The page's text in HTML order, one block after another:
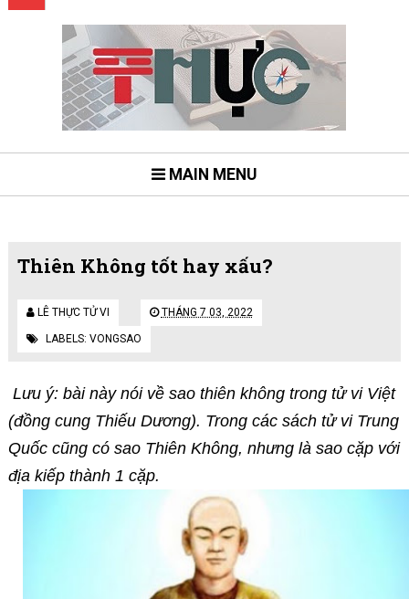
MAIN MENU
Thiên Không tốt hay xấu?
LÊ THỰC TỬ VI THÁNG 7 03, 2022
LABELS: VONGSAO
Lưu ý: bài này nói về sao thiên không trong tử vi Việt
(đồng cung Thiếu Dương). Trong các sách tử vi Trung
Quốc cũng có sao Thiên Không, nhưng là sao cặp với
địa kiếp thành 1 cặp.